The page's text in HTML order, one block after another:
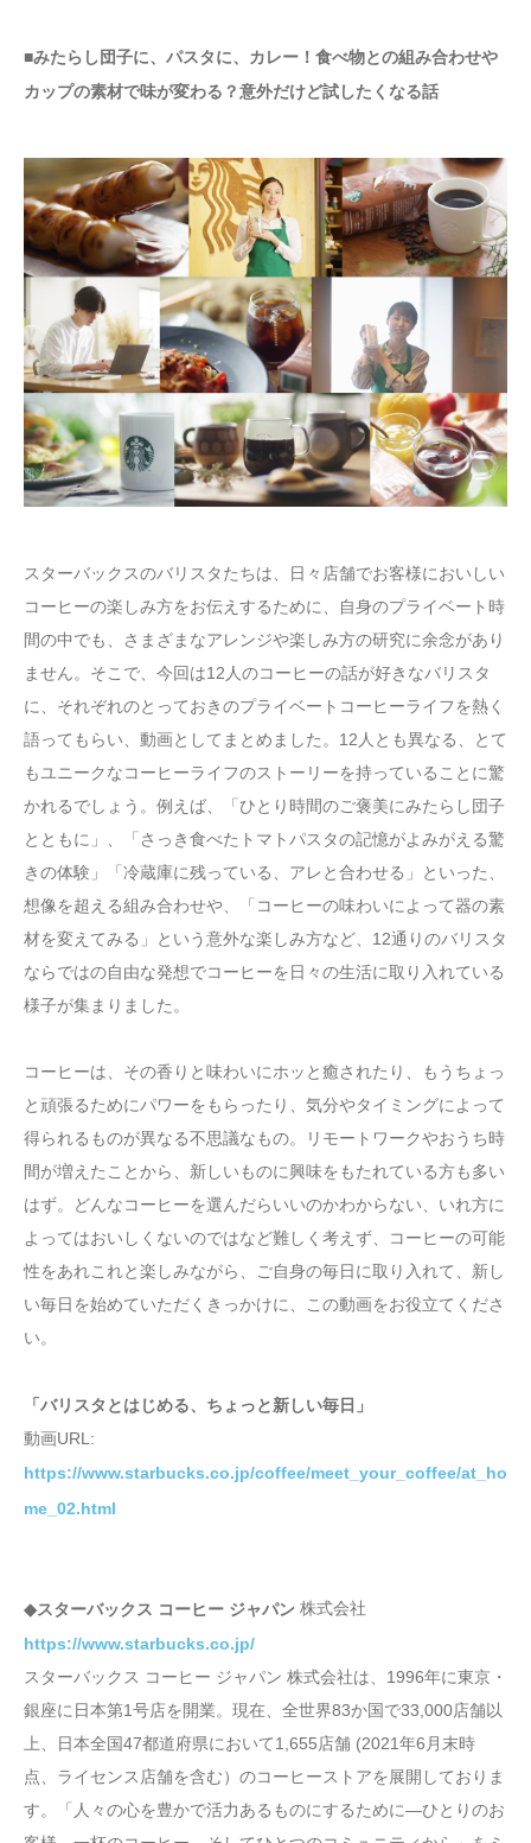
■みたらし団子に、パスタに、カレー！食べ物との組み合わせや
カップの素材で味が変わる？意外だけど試したくなる話
スターバックスのバリスタたちは、日々店舗でお客様においしい
コーヒーの楽しみ方をお伝えするために、自身のプライベート時
間の中でも、さまざまなアレンジや楽しみ方の研究に余念があり
ません。そこで、今回は12人のコーヒーの話が好きなバリスタ
に、それぞれのとっておきのプライベートコーヒーライフを熱く
語ってもらい、動画としてまとめました。12人とも異なる、とて
もユニークなコーヒーライフのストーリーを持っていることに驚
かれるでしょう。例えば、「ひとり時間のご褒美にみたらし団子
とともに」、「さっき食べたトマトパスタの記憶がよみがえる驚
きの体験」「冷蔵庫に残っている、アレと合わせる」といった、
想像を超える組み合わせや、「コーヒーの味わいによって器の素
材を変えてみる」という意外な楽しみ方など、12通りのバリスタ
ならではの自由な発想でコーヒーを日々の生活に取り入れている
様子が集まりました。
コーヒーは、その香りと味わいにホッと癒されたり、もうちょっ
と頑張るためにパワーをもらったり、気分やタイミングによって
得られるものが異なる不思議なもの。リモートワークやおうち時
間が増えたことから、新しいものに興味をもたれている方も多い
はず。どんなコーヒーを選んだらいいのかわからない、いれ方に
よってはおいしくないのではなど難しく考えず、コーヒーの可能
性をあれこれと楽しみながら、ご自身の毎日に取り入れて、新し
い毎日を始めていただくきっかけに、この動画をお役立てくださ
い。
「バリスタとはじめる、ちょっと新しい毎日」
動画URL:
https://www.starbucks.co.jp/coffee/meet_your_coffee/at_ho
me_02.html
◆スターバックス コーヒー ジャパン 株式会社
https://www.starbucks.co.jp/
スターバックス コーヒー ジャパン 株式会社は、1996年に東京・
銀座に日本第1号店を開業。現在、全世界83か国で33,000店舗以
上、日本全国47都道府県において1,655店舗 (2021年6月末時
点、ライセンス店舗を含む）のコーヒーストアを展開しておりま
す。「人々の心を豊かで活力あるものにするために—ひとりのお